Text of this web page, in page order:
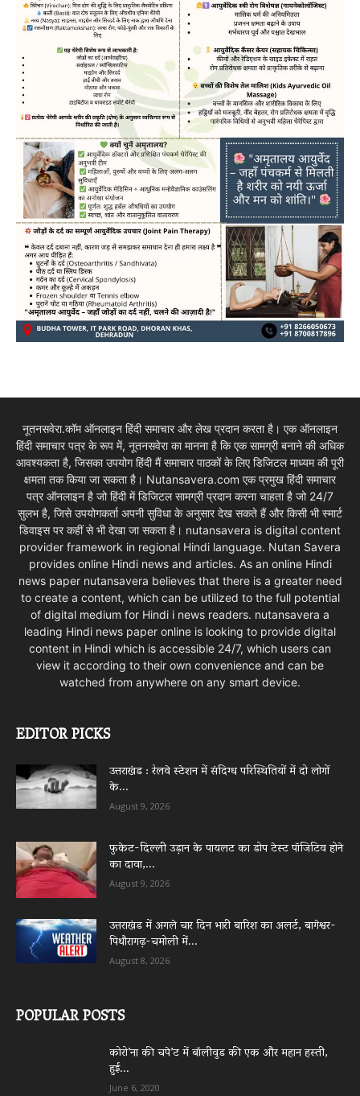
नूतनसवेरा.कॉम ऑनलाइन हिंदी समाचार और लेख प्रदान करता है। एक ऑनलाइन
हिंदी समाचार पत्र के रूप में, नूतनसवेरा का मानना है कि एक सामग्री बनाने की अधिक
आवश्यकता है, जिसका उपयोग हिंदी मैं समाचार पाठकों के लिए डिजिटल माध्यम की पूरी
क्षमता तक किया जा सकता है। Nutansavera.com एक प्रमुख हिंदी समाचार
पत्र ऑनलाइन है जो हिंदी में डिजिटल सामग्री प्रदान करना चाहता है जो 24/7
सुलभ है, जिसे उपयोगकर्ता अपनी सुविधा के अनुसार देख सकते हैं और किसी भी स्मार्ट
डिवाइस पर कहीं से भी देखा जा सकता है। nutansavera is digital content
provider framework in regional Hindi language. Nutan Savera
provides online Hindi news and articles. As an online Hindi
news paper nutansavera believes that there is a greater need
to create a content, which can be utilized to the full potential
of digital medium for Hindi i news readers. nutansavera a
leading Hindi news paper online is looking to provide digital
content in Hindi which is accessible 24/7, which users can
view it according to their own convenience and can be
watched from anywhere on any smart device.
EDITOR PICKS
उत्तराखंड : रेलवे स्टेशन में संदिग्ध परिस्थितियों में दो लोगों
के...
August 9, 2026
फुकेट-दिल्ली उड़ान के पायलट का डोप टेस्ट पॉजिटिव होने
का दावा,...
August 9, 2026
उत्तराखंड में अगले चार दिन भारी बारिश का अलर्ट, बागेश्वर-
पिथौरागढ़-चमोली में...
August 8, 2026
POPULAR POSTS
कोरो’ना की चपे’ट में बॉलीवुड की एक और महान हस्ती,
हुई...
June 6, 2020